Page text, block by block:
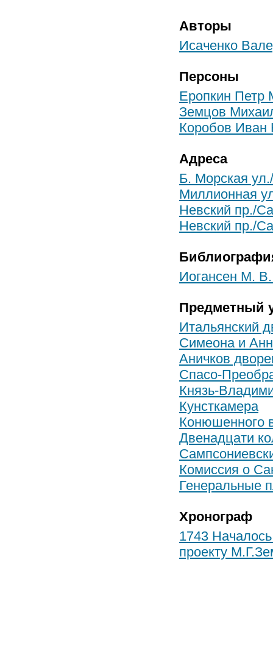
Авторы
Исаченко
Персоны
Еропкин Петр
Земцов
Коробов Иван
Адреса
Б. Морская
Миллионная
Невский пр./
Невский пр./
Иогансен М.
Предметный
Итальянский
Симеона и
Аничков
Спасо-
Князь-
Кунсткамера
Конюшенного
Двенадцати
Комиссия о
Генеральные
Хронограф
1743
проекту